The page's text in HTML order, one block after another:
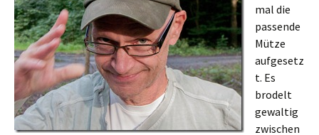
mal die
passende
Mütze
aufgesetz
t. Es
brodelt
gewaltig
zwischen